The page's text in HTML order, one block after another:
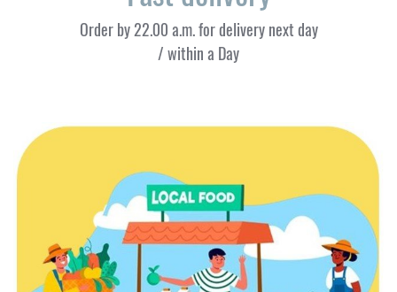
Order by 22.00 a.m. for delivery next day
/ within a Day